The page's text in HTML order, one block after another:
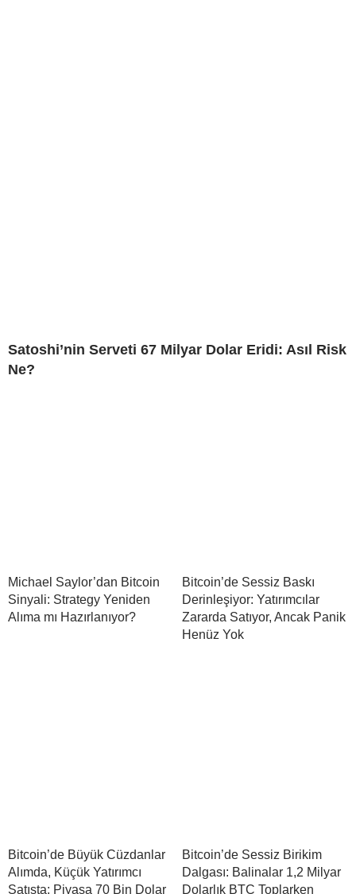
Satoshi’nin Serveti 67 Milyar Dolar Eridi: Asıl Risk
Ne?
Michael Saylor’dan Bitcoin
Sinyali: Strategy Yeniden
Alıma mı Hazırlanıyor?
Bitcoin’de Sessiz Baskı
Derinleşiyor: Yatırımcılar
Zararda Satıyor, Ancak Panik
Henüz Yok
Bitcoin’de Büyük Cüzdanlar
Alımda, Küçük Yatırımcı
Satışta: Piyasa 70 Bin Dolar
Bitcoin’de Sessiz Birikim
Dalgası: Balinalar 1,2 Milyar
Dolarlık BTC Toplarken